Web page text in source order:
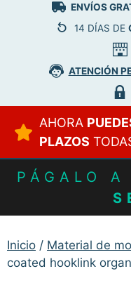
ENVÍOS
14 DÍAS DE
ATENCIÓN
AHORA
PLAZOS
PÁGALO
Inicio / Material de
coated hooklink